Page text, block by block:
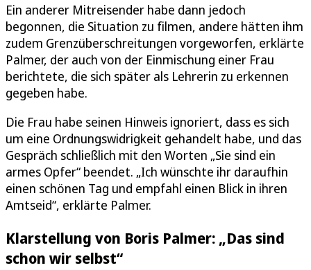
Ein anderer Mitreisender habe dann jedoch
begonnen, die Situation zu filmen, andere hätten ihm
zudem Grenzüberschreitungen vorgeworfen, erklärte
Palmer, der auch von der Einmischung einer Frau
berichtete, die sich später als Lehrerin zu erkennen
gegeben habe.
Die Frau habe seinen Hinweis ignoriert, dass es sich
um eine Ordnungswidrigkeit gehandelt habe, und das
Gespräch schließlich mit den Worten „Sie sind ein
armes Opfer“ beendet. „Ich wünschte ihr daraufhin
einen schönen Tag und empfahl einen Blick in ihren
Amtseid“, erklärte Palmer.
Klarstellung von Boris Palmer: „Das sind
schon wir selbst“